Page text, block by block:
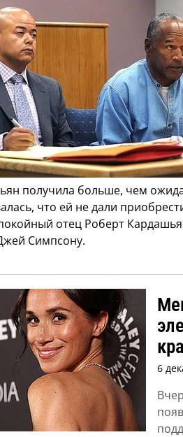
получила больше, чем
что ей не дали
отец Роберт
Симпсону.
6